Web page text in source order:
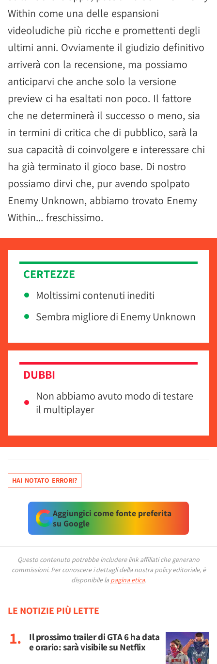
Within come una delle espansioni
videoludiche più ricche e promettenti degli
ultimi anni. Ovviamente il giudizio definitivo
arriverà con la recensione, ma possiamo
anticiparvi che anche solo la versione
preview ci ha esaltati non poco. Il fattore
che ne determinerà il successo o meno, sia
in termini di critica che di pubblico, sarà la
sua capacità di coinvolgere e interessare chi
ha già terminato il gioco base. Di nostro
possiamo dirvi che, pur avendo spolpato
Enemy Unknown, abbiamo trovato Enemy
Within... freschissimo.
CERTEZZE
Moltissimi contenuti inediti
Sembra migliore di Enemy Unknown
DUBBI
Non abbiamo avuto modo di testare
il multiplayer
HAI NOTATO ERRORI?
Aggiungici come fonte preferita
su Google
Questo contenuto potrebbe includere link affiliati che generano
commissioni. Per conoscere i dettagli della nostra policy editoriale, è
disponibile la pagina etica.
LE NOTIZIE PIÙ LETTE
Il prossimo trailer di GTA 6 ha data
e orario: sarà visibile su Netflix